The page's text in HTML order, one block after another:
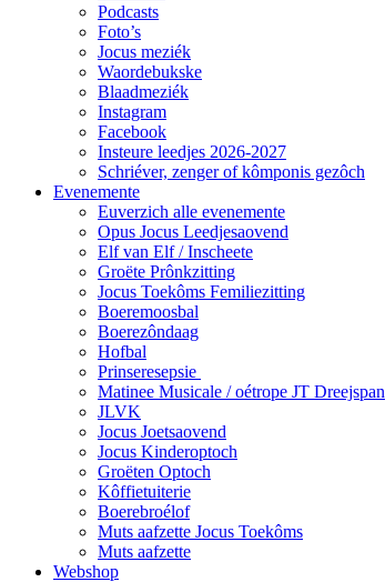
Podcasts
Foto’s
Jocus meziék
Waordebukske
Blaadmeziék
Instagram
Facebook
Insteure leedjes 2026-2027
Schriéver, zenger of kômponis gezôch
Evenemente
Euverzich alle evenemente
Opus Jocus Leedjesaovend
Elf van Elf / Inscheete
Groëte Prônkzitting
Jocus Toekôms Femiliezitting
Boeremoosbal
Boerezôndaag
Hofbal
Prinseresepsie
Matinee Musicale / oétrope JT Dreejspan
JLVK
Jocus Joetsaovend
Jocus Kinderoptoch
Groëten Optoch
Kôffietuiterie
Boerebroélof
Muts aafzette Jocus Toekôms
Muts aafzette
Webshop